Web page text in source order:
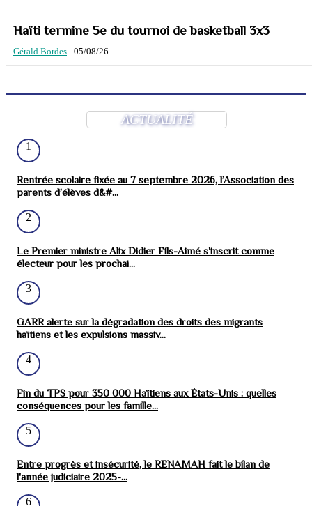
Haïti termine 5e du tournoi de basketball 3x3
Gérald Bordes - 05/08/26
ACTUALITÉ
1
Rentrée scolaire fixée au 7 septembre 2026, l’Association des
parents d’élèves d&#...
2
Le Premier ministre Alix Didier Fils-Aimé s'inscrit comme
électeur pour les prochai...
3
GARR alerte sur la dégradation des droits des migrants
haïtiens et les expulsions massiv...
4
Fin du TPS pour 350 000 Haïtiens aux États-Unis : quelles
conséquences pour les famille...
5
Entre progrès et insécurité, le RENAMAH fait le bilan de
l'année judiciaire 2025-...
6